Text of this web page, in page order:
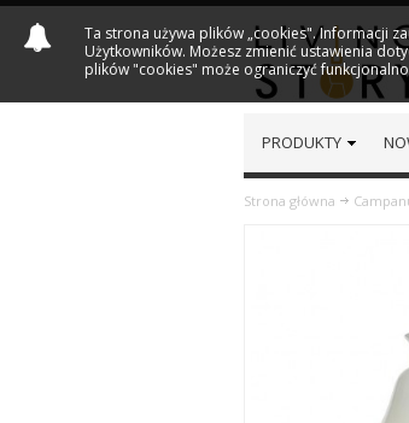
PRODUKTY
Strona główna
Ta strona używa plików „cookies". Informacji
Użytkowników. Możesz zmienić ustawienia
plików "cookies" może ograniczyć